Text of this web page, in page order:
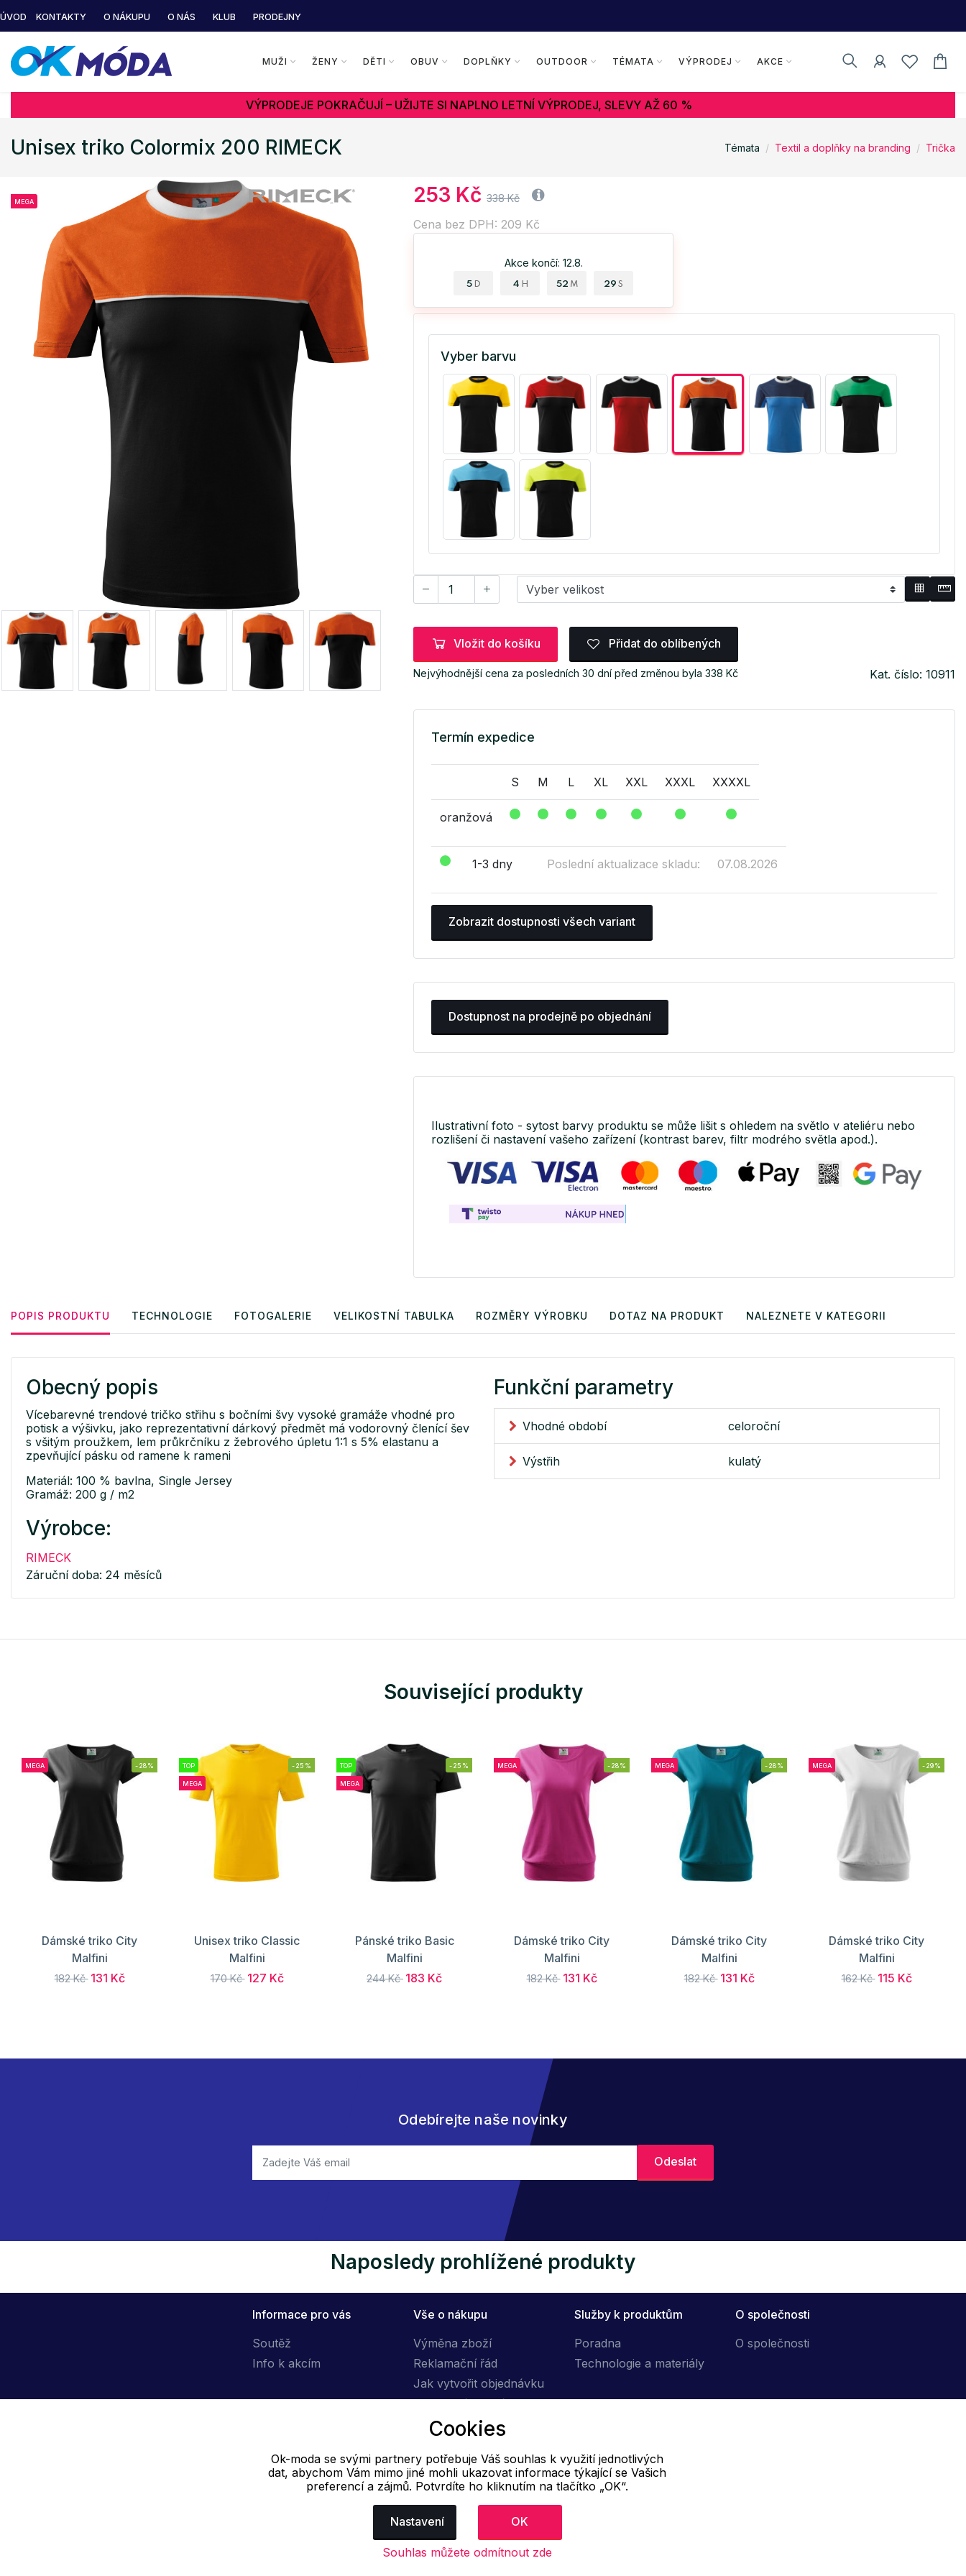
ÚVOD KONTAKTY O NÁKUPU O NÁS KLUB PRODEJNY
MUŽI ŽENY DĚTI OBUV DOPLŇKY OUTDOOR TÉMATA VÝPRODEJ AKCE
VÝPRODEJE POKRAČUJÍ – UŽIJTE SI NAPLNO LETNÍ VÝPRODEJ, SLEVY AŽ 60 %
Unisex triko Colormix 200 RIMECK Témata Textil a doplňky na branding Trička
MEGA 253 Kč 338 Kč
Cena bez DPH: 209 Kč
Akce končí: 12.8.
5 D 4 H 52 M 28 S
Vyber barvu
Vložit do košíku Přidat do oblíbených
Nejvýhodnější cena za posledních 30 dní před změnou byla 338 Kč Kat. číslo: 10911
Termín expedice
S M L XL XXL XXXL XXXXL
oranžová
1-3 dny Poslední aktualizace skladu: 07.08.2026
Zobrazit dostupnosti všech variant
Dostupnost na prodejně po objednání
Ilustrativní foto - sytost barvy produktu se může lišit s ohledem na světlo v ateliéru nebo
rozlišení či nastavení vašeho zařízení (kontrast barev, filtr modrého světla apod.).
POPIS PRODUKTU TECHNOLOGIE FOTOGALERIE VELIKOSTNÍ TABULKA ROZMĚRY VÝROBKU DOTAZ NA PRODUKT NALEZNETE V KATEGORII
Obecný popis
Vícebarevné trendové tričko střihu s bočními švy vysoké gramáže vhodné pro
potisk a výšivku, jako reprezentativní dárkový předmět má vodorovný členící šev
s všitým proužkem, lem průkrčníku z žebrového úpletu 1:1 s 5% elastanu a
zpevňující pásku od ramene k rameni
Materiál: 100 % bavlna, Single Jersey
Gramáž: 200 g / m2
Výrobce:
RIMECK
Záruční doba: 24 měsíců
Funkční parametry
Vhodné období celoroční
Výstřih kulatý
Související produkty
MEGA -28%
Dámské triko City
Malfini
182 Kč 131 Kč
TOP
MEGA
-25%
Unisex triko Classic
Malfini
170 Kč 127 Kč
TOP
MEGA
-25%
Pánské triko Basic
Malfini
244 Kč 183 Kč
MEGA -28%
Dámské triko City
Malfini
182 Kč 131 Kč
MEGA -28%
Dámské triko City
Malfini
182 Kč 131 Kč
MEGA -29%
Dámské triko City
Malfini
162 Kč 115 Kč
Odebírejte naše novinky
Naposledy prohlížené produkty
Informace pro vás
Soutěž
Info k akcím
Vše o nákupu
Výměna zboží
Reklamační řád
Jak vytvořit objednávku
Obchodní podmínky
Doprava
Služby k produktům
Poradna
Technologie a materiály
O společnosti
O společnosti
E-mail
Online
info@ok-moda.cz
Cookies
Ok-moda se svými partnery potřebuje Váš souhlas k využití jednotlivých
dat, abychom Vám mimo jiné mohli ukazovat informace týkající se Vašich
preferencí a zájmů. Potvrdíte ho kliknutím na tlačítko „OK“.
Nastavení OK
Souhlas můžete odmítnout zde